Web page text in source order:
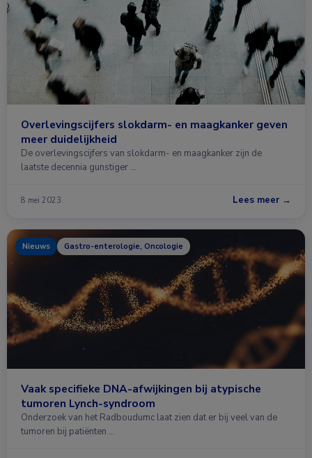
Overlevingscijfers slokdarm- en maagkanker geven
meer duidelijkheid
De overlevingscijfers van slokdarm- en maagkanker zijn de
laatste decennia gunstiger …
8 mei 2023 Lees meer →
Nieuws Gastro-enterologie, Oncologie
Vaak specifieke DNA-afwijkingen bij atypische
tumoren Lynch-syndroom
Onderzoek van het Radboudumc laat zien dat er bij veel van de
tumoren bij patiënten …